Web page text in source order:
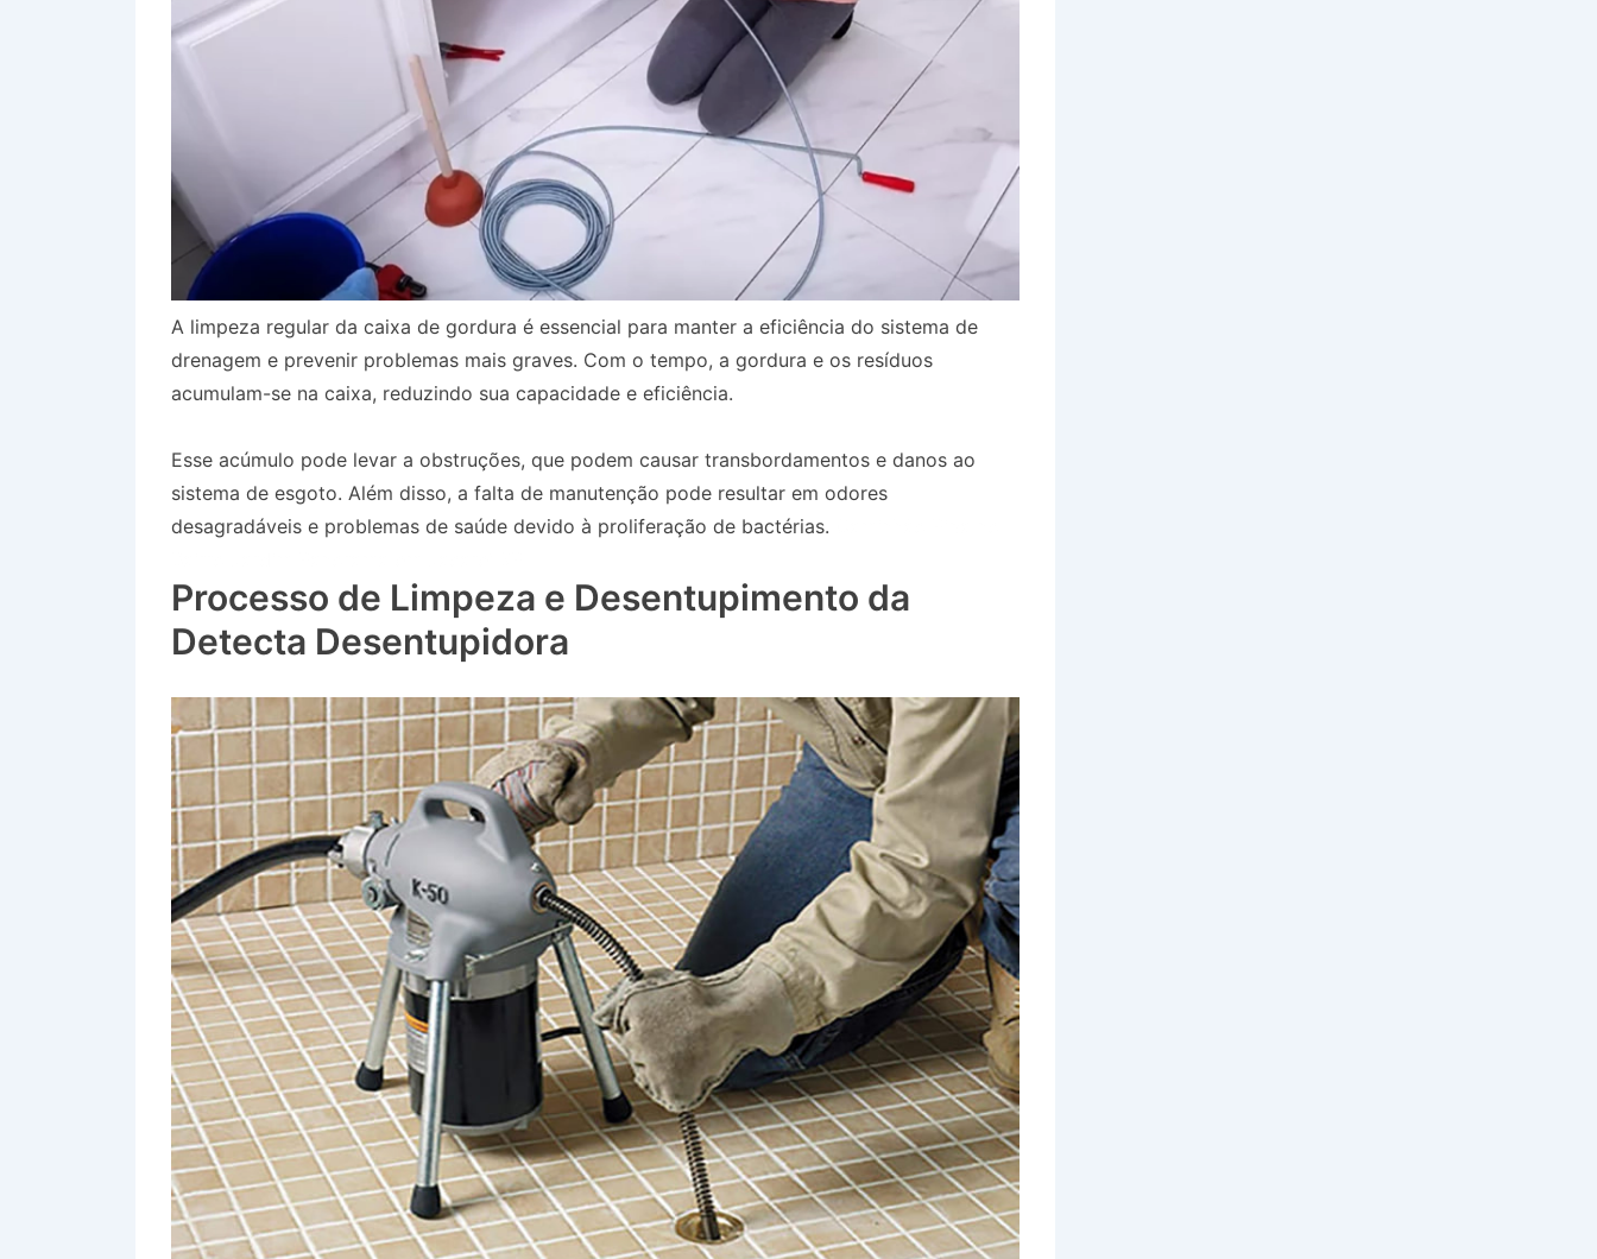
A limpeza regular da caixa de gordura é essencial para manter a eficiência do sistema de
drenagem e prevenir problemas mais graves. Com o tempo, a gordura e os resíduos
acumulam-se na caixa, reduzindo sua capacidade e eficiência.
Esse acúmulo pode levar a obstruções, que podem causar transbordamentos e danos ao
sistema de esgoto. Além disso, a falta de manutenção pode resultar em odores
desagradáveis e problemas de saúde devido à proliferação de bactérias.
Processo de Limpeza e Desentupimento da
Detecta Desentupidora